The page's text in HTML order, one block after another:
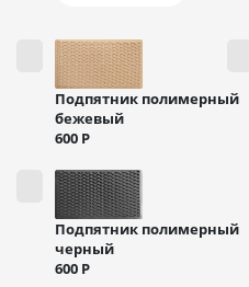
Подпятник полимерный
бежевый
600 Р
Подпятник полимерный
черный
600 Р